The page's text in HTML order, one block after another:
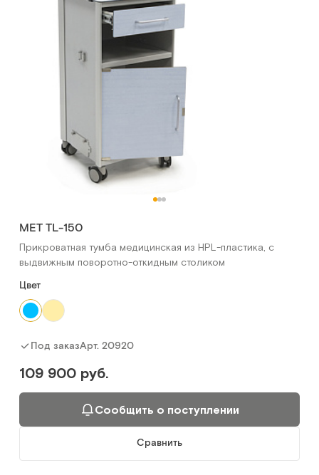
МЕТ TL-150
Прикроватная тумба медицинская из HPL-пластика, с
выдвижным поворотно-откидным столиком
Цвет
Под заказАрт. 20920
109 900 руб.
Сообщить о поступлении
Сравнить